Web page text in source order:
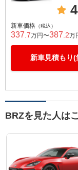
新車価格 （税込）
337 .7万円〜387 .2万
新車見積もり(
BRZを見た人は